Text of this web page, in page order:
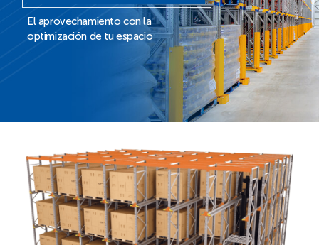
El aprovechamiento con la
optimización de tu espacio